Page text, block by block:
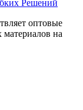
оптовые
материалов на